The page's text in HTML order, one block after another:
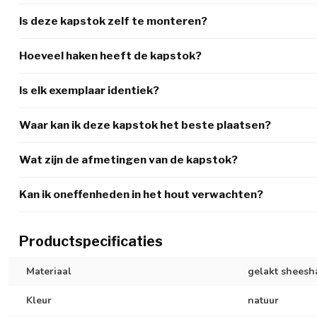
Is deze kapstok zelf te monteren?
Hoeveel haken heeft de kapstok?
Is elk exemplaar identiek?
Waar kan ik deze kapstok het beste plaatsen?
Wat zijn de afmetingen van de kapstok?
Kan ik oneffenheden in het hout verwachten?
Productspecificaties
Materiaal gelakt
Kleur natuur